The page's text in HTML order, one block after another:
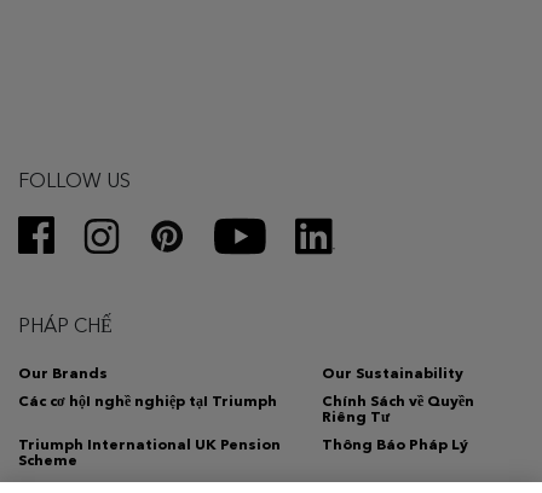
FOLLOW US
PHÁP CHẾ
Our Brands
Our Sustainability
Các cơ hộI nghề nghiệp tạI Triumph
Chính Sách về Quyền
Riêng Tư
Triumph International UK Pension
Scheme
Thông Báo Pháp Lý